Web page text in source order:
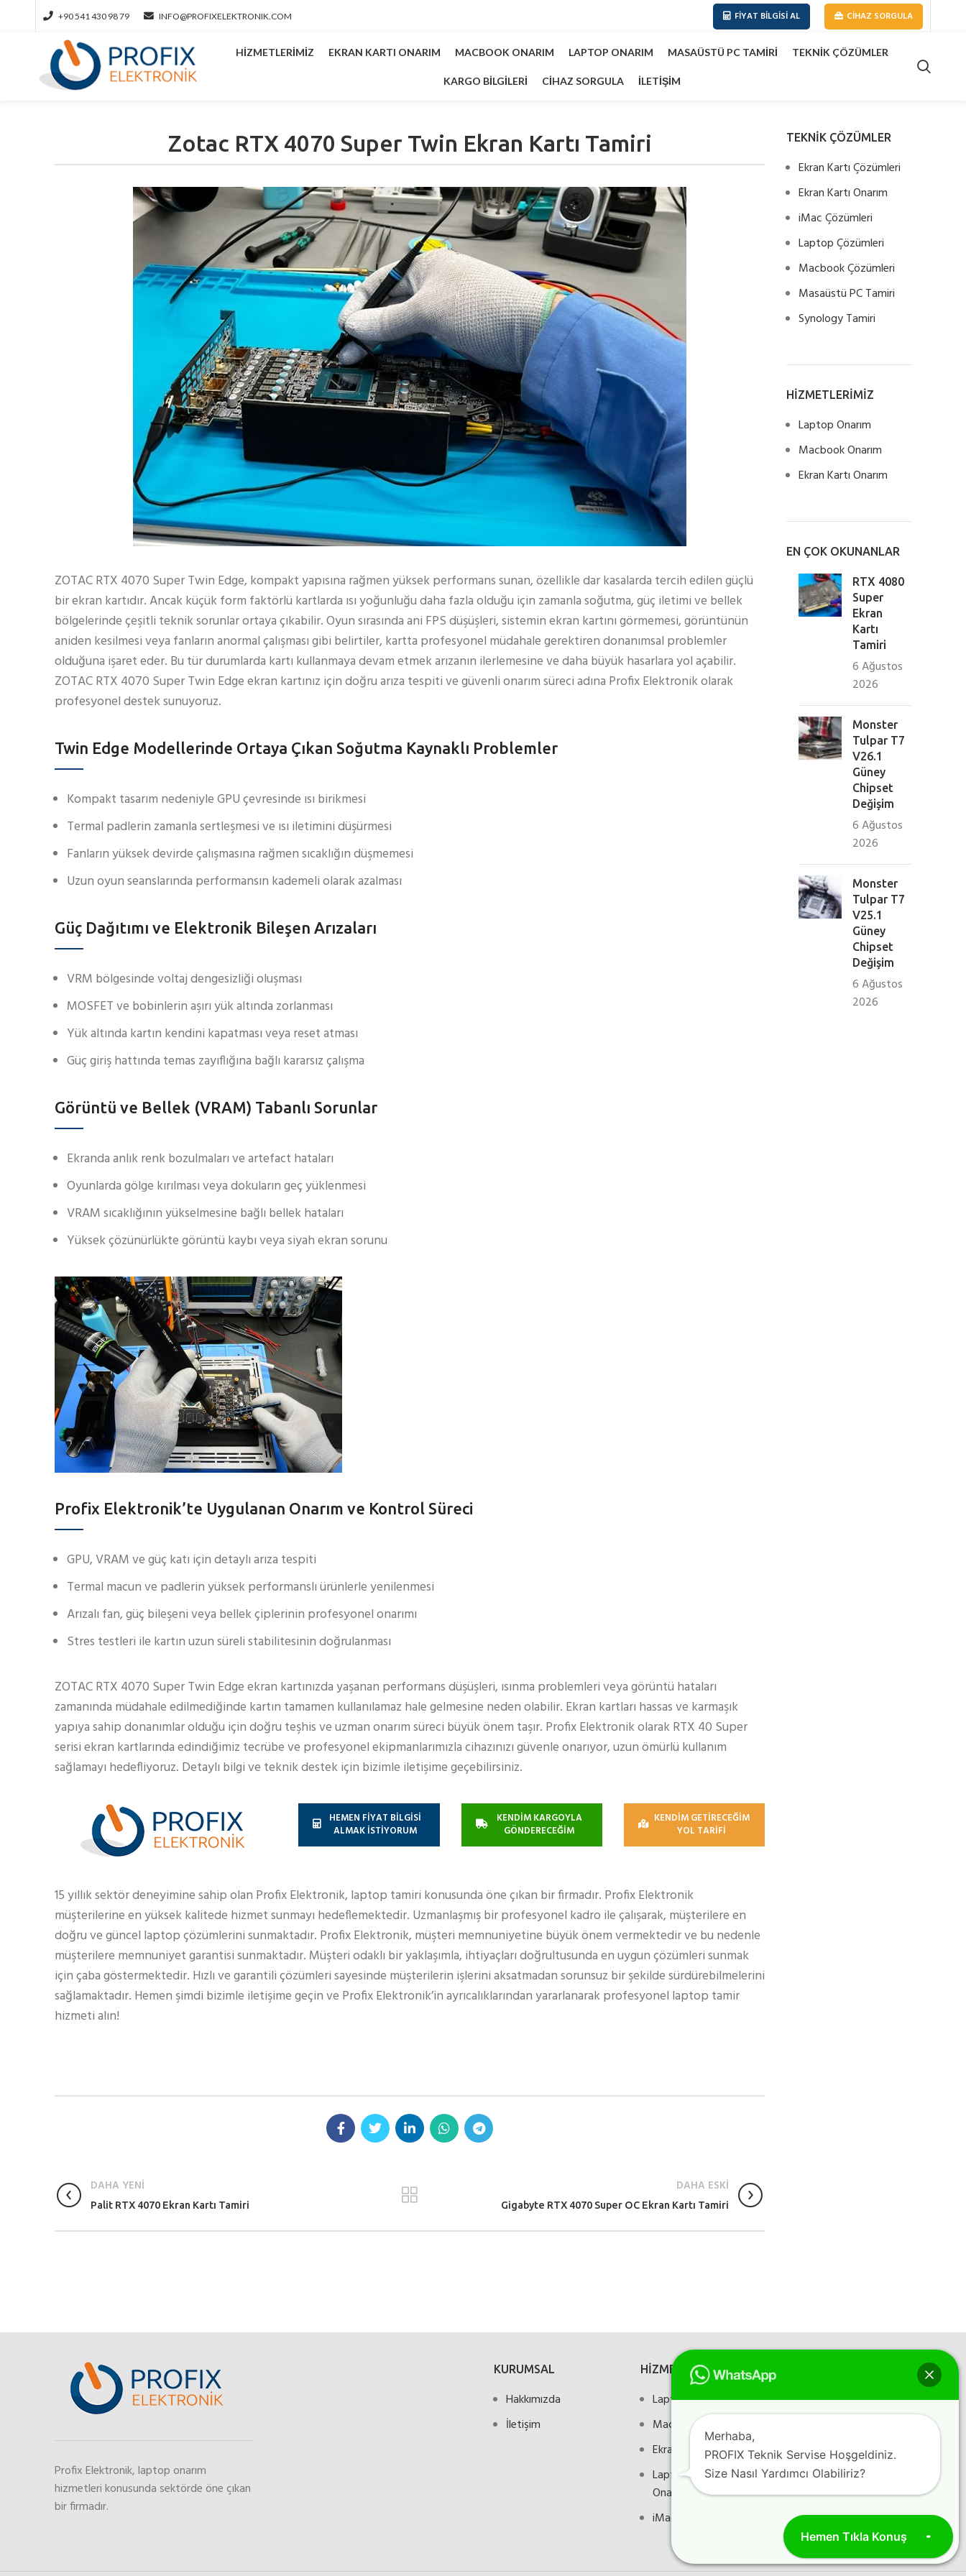
+90 541 430 98 79 INFO@PROFIXELEKTRONIK.COM FIYAT BILGISI AL CIHAZ SORGULA
HIZMETLERIMIZ EKRAN KARTI ONARIM MACBOOK ONARIM LAPTOP ONARIM MASAÜSTÜ PC TAMIRI TEKNIK ÇÖZÜMLER
KARGO BILGILERI CIHAZ SORGULA İLETIŞIM
Zotac RTX 4070 Super Twin Ekran Kartı Tamiri
ZOTAC RTX 4070 Super Twin Edge, kompakt yapısına rağmen yüksek performans sunan, özellikle dar kasalarda tercih edilen güçlü
bir ekran kartıdır. Ancak küçük form faktörlü kartlarda ısı yoğunluğu daha fazla olduğu için zamanla soğutma, güç iletimi ve bellek
bölgelerinde çeşitli teknik sorunlar ortaya çıkabilir. Oyun sırasında ani FPS düşüşleri, sistemin ekran kartını görmemesi, görüntünün
aniden kesilmesi veya fanların anormal çalışması gibi belirtiler, kartta profesyonel müdahale gerektiren donanımsal problemler
olduğuna işaret eder. Bu tür durumlarda kartı kullanmaya devam etmek arızanın ilerlemesine ve daha büyük hasarlara yol açabilir.
ZOTAC RTX 4070 Super Twin Edge ekran kartınız için doğru arıza tespiti ve güvenli onarım süreci adına Profix Elektronik olarak
profesyonel destek sunuyoruz.
Twin Edge Modellerinde Ortaya Çıkan Soğutma Kaynaklı Problemler
Kompakt tasarım nedeniyle GPU çevresinde ısı birikmesi
Termal padlerin zamanla sertleşmesi ve ısı iletimini düşürmesi
Fanların yüksek devirde çalışmasına rağmen sıcaklığın düşmemesi
Uzun oyun seanslarında performansın kademeli olarak azalması
Güç Dağıtımı ve Elektronik Bileşen Arızaları
VRM bölgesinde voltaj dengesizliği oluşması
MOSFET ve bobinlerin aşırı yük altında zorlanması
Yük altında kartın kendini kapatması veya reset atması
Güç giriş hattında temas zayıflığına bağlı kararsız çalışma
Görüntü ve Bellek (VRAM) Tabanlı Sorunlar
Ekranda anlık renk bozulmaları ve artefact hataları
Oyunlarda gölge kırılması veya dokuların geç yüklenmesi
VRAM sıcaklığının yükselmesine bağlı bellek hataları
Yüksek çözünürlükte görüntü kaybı veya siyah ekran sorunu
Profix Elektronik’te Uygulanan Onarım ve Kontrol Süreci
GPU, VRAM ve güç katı için detaylı arıza tespiti
Termal macun ve padlerin yüksek performanslı ürünlerle yenilenmesi
Arızalı fan, güç bileşeni veya bellek çiplerinin profesyonel onarımı
Stres testleri ile kartın uzun süreli stabilitesinin doğrulanması
ZOTAC RTX 4070 Super Twin Edge ekran kartınızda yaşanan performans düşüşleri, ısınma problemleri veya görüntü hataları
zamanında müdahale edilmediğinde kartın tamamen kullanılamaz hale gelmesine neden olabilir. Ekran kartları hassas ve karmaşık
yapıya sahip donanımlar olduğu için doğru teşhis ve uzman onarım süreci büyük önem taşır. Profix Elektronik olarak RTX 40 Super
serisi ekran kartlarında edindiğimiz tecrübe ve profesyonel ekipmanlarımızla cihazınızı güvenle onarıyor, uzun ömürlü kullanım
sağlamayı hedefliyoruz. Detaylı bilgi ve teknik destek için bizimle iletişime geçebilirsiniz.
HEMEN FİYAT BİLGİSİ
ALMAK İSTİYORUM
KENDİM KARGOYLA
GÖNDERECEĞİM
KENDİM GETİRECEĞİM
YOL TARİFİ
15 yıllık sektör deneyimine sahip olan Profix Elektronik, laptop tamiri konusunda öne çıkan bir firmadır. Profix Elektronik
müşterilerine en yüksek kalitede hizmet sunmayı hedeflemektedir. Uzmanlaşmış bir profesyonel kadro ile çalışarak, müşterilere en
doğru ve güncel laptop çözümlerini sunmaktadır. Profix Elektronik, müşteri memnuniyetine büyük önem vermektedir ve bu nedenle
müşterilere memnuniyet garantisi sunmaktadır. Müşteri odaklı bir yaklaşımla, ihtiyaçları doğrultusunda en uygun çözümleri sunmak
için çaba göstermektedir. Hızlı ve garantili çözümleri sayesinde müşterilerin işlerini aksatmadan sorunsuz bir şekilde sürdürebilmelerini
sağlamaktadır. Hemen şimdi bizimle iletişime geçin ve Profix Elektronik’in ayrıcalıklarından yararlanarak profesyonel laptop tamir
hizmeti alın!
DAHA YENİ
Palit RTX 4070 Ekran Kartı Tamiri
DAHA ESKİ
Gigabyte RTX 4070 Super OC Ekran Kartı Tamiri
TEKNİK ÇÖZÜMLER
Ekran Kartı Çözümleri
Ekran Kartı Onarım
iMac Çözümleri
Laptop Çözümleri
Macbook Çözümleri
Masaüstü PC Tamiri
Synology Tamiri
HİZMETLERİMİZ
Laptop Onarım
Macbook Onarım
Ekran Kartı Onarım
EN ÇOK OKUNANLAR
RTX 4080
Super
Ekran
Kartı
Tamiri
6 Ağustos
2026
Monster
Tulpar T7
V26.1
Güney
Chipset
Değişim
6 Ağustos
2026
Monster
Tulpar T7
V25.1
Güney
Chipset
Değişim
6 Ağustos
2026
Profix Elektronik, laptop onarım
hizmetleri konusunda sektörde öne çıkan
bir firmadır.
KURUMSAL
Hakkımızda
İletişim
HİZMETLERİMİZ
Laptop Onarım
Macbook Onarım
Ekran Kartı Onarım
Laptop Anakart
Onarım
iMac Onarım
Bizi sosyal medyada
takip edin
Instagram
Facebook
YouTube
Hemen Tıkla Konuş
Merhaba,
PROFIX Teknik Servise Hoşgeldiniz.
Size Nasıl Yardımcı Olabiliriz?